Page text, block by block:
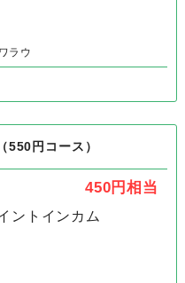
（110円コース）
ントインカム
ラウ
550円コース）